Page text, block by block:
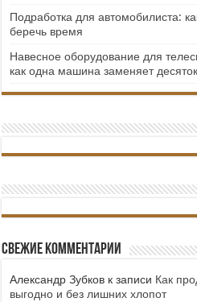
Подработка для автомобилиста:
беречь время
Навесное оборудование для
как одна машина заменяет десяток
Свежие комментарии
Александр Зубков к записи Как
выгодно и без лишних хлопот